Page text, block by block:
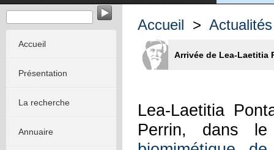
Accueil
Présentation
La recherche
Annuaire
Accueil > Actualités
Arrivée de Lea-Laetitia
Lea-Laetitia
Perrin, dans